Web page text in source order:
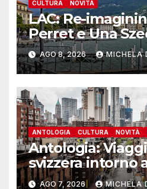
CULTURA NOVITÀ
LAC: Re-
Perret e Una
AGO 8, 2026 MICHELA
ANTOLOGIA CULTURA NOVITÀ
Antologia:
svizzera intorno
Yosemite
AGO 7, 2026 MICHELA